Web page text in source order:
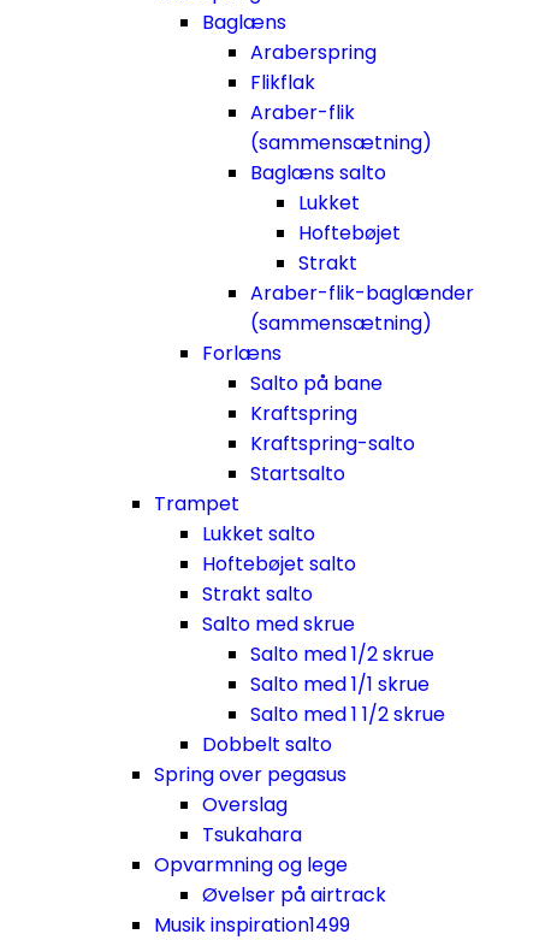
Baglæns
Araberspring
Flikflak
Araber-flik
(sammensætning)
Baglæns salto
Lukket
Hoftebøjet
Strakt
Araber-flik-baglænder
(sammensætning)
Forlæns
Salto på bane
Kraftspring
Kraftspring-salto
Startsalto
Trampet
Lukket salto
Hoftebøjet salto
Strakt salto
Salto med skrue
Salto med 1/2 skrue
Salto med 1/1 skrue
Salto med 1 1/2 skrue
Dobbelt salto
Spring over pegasus
Overslag
Tsukahara
Opvarmning og lege
Øvelser på airtrack
Musik inspiration1499